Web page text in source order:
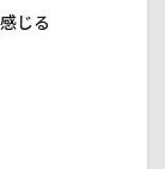
じる